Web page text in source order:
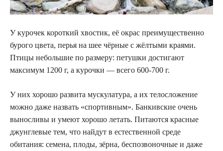
У курочек короткий хвостик, её окрас преимущественно
бурого цвета, перья на шее чёрные с жёлтыми краями.
Птицы небольшие по размеру: петушки достигают
максимум 1200 г, а курочки — всего 600-700 г.
У них хорошо развита мускулатура, а их телосложение
можно даже назвать «спортивным». Банкивские очень
выносливы и умеют хорошо летать. Питаются красные
джунглевые тем, что найдут в естественной среде
обитания: семена, плоды, зёрна, беспозвоночные и даже